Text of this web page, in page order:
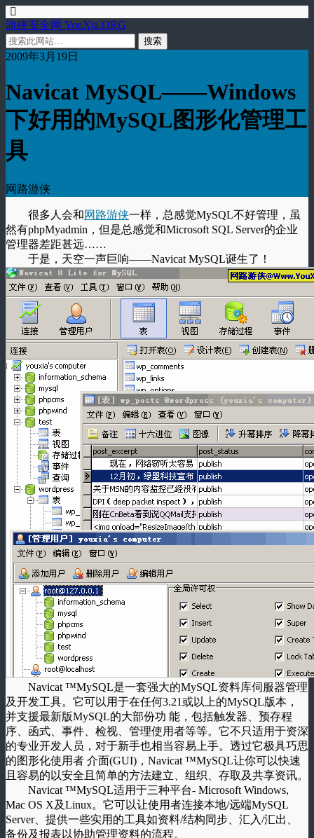
游侠安全网 YouXia.ORG
2009年3月19日
Navicat MySQL——Windows
下好用的MySQL图形化管理工
具
网路游侠
很多人会和网路游侠一样，总感觉MySQL不好管理，虽
然有phpMyadmin，但是总感觉和Microsoft SQL Server的企业
管理器差距甚远……
于是，天空一声巨响——Navicat MySQL诞生了！
Navicat ™MySQL是一套强大的MySQL资料库伺服器管理
及开发工具。它可以用于在任何3.21或以上的MySQL版本，
并支援最新版MySQL的大部份功 能，包括触发器、预存程
序、函式、事件、检视、管理使用者等等。它不只适用于资深
的专业开发人员，对于新手也相当容易上手。透过它极具巧思
的图形化使用者 介面(GUI)，Navicat ™MySQL让你可以快速
且容易的以安全且简单的方法建立、组织、存取及共享资讯。
Navicat ™MySQL适用于三种平台- Microsoft Windows,
Mac OS X及Linux。它可以让使用者连接本地/远端MySQL
Server、提供一些实用的工具如资料/结构同步、汇入/汇出、
备份及报表以协助管理资料的流程。